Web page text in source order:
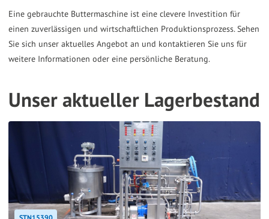
Eine gebrauchte Buttermaschine ist eine clevere Investition für
einen zuverlässigen und wirtschaftlichen Produktionsprozess. Sehen
Sie sich unser aktuelles Angebot an und kontaktieren Sie uns für
weitere Informationen oder eine persönliche Beratung.
Unser aktueller Lagerbestand
STN15390